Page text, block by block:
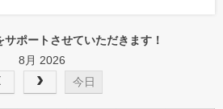
ポートさせていただきます！
8月 2026
今日